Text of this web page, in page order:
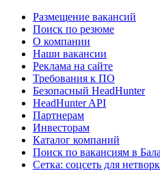
Размещение вакансий
Поиск по резюме
О компании
Наши вакансии
Реклама на сайте
Требования к ПО
Безопасный HeadHunter
HeadHunter API
Партнерам
Инвесторам
Каталог компаний
Поиск по вакансиям в
Сетка: соцсеть для